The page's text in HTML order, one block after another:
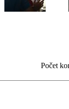
Počet